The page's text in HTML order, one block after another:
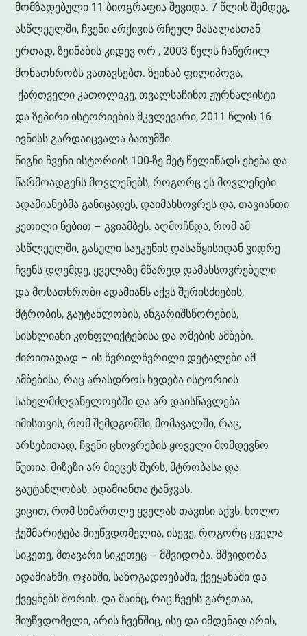
მომზადებული 11 ბიოგრაფია შევიდა. 7 წლის შემდეგ,
ასწლეულში, ჩვენი არქივის რჩეულ მასალასთან
ერთად, ზეინაბის კიდევ ორ , 2003 წელს ჩაწერილ
მონათხრობს ვათავსებთ. ზეინაბ ფილიპოვა,
ქართველი კათოლიკე, თვალსაჩინო ჟურნალისტი
და ზეპირი ისტორიების მკვლევარი, 2011 წლის 16
ივნისს გარდაიცვალა ბათუმში.
წიგნი ჩვენი ისტორიის 100-ზე მეტ წელიწადს ეხება და
წარმოადგენს მოვლენებს, როგორც ეს მოვლენები
ადამიანებმა განიცადეს, დაიმახსოვრეს და, თავიანთი
კეთილი ნებით – გვიამბეს. აღმოჩნდა, რომ ამ
ასწლეულში, გასული საუკუნის დასაწყისიდან ვიდრე
ჩვენს დღემდე, ყველაზე მწარედ დამახსოვრებული
და მოსათხრობი ადამიანს აქვს შურისძიების,
მტრობის, გაუტანლობის, ანგარიშსწორების,
სისხლიანი კონფლიქტებისა და ომების ამბები.
ძირითადად – ის წვრილწვრილი დეტალები ამ
ამბებისა, რაც არასდროს ხვდება ისტორიის
სახელმძღვანელოებში და არ დაისწავლება
იმისთვის, რომ შემდგომში, მომავალში, რაც,
არსებითად, ჩვენი ცხოვრების ყოველი მომდევნო
წუთია, მიზეზი არ მიეცეს შურს, მტრობასა და
გაუტანლობას, ადამიანთა ტანჯვას.
ვიცით, რომ სიმართლე ყველას თავისი აქვს, ხოლო
ჭეშმარიტება მიუწვდომელია, ისევე, როგორც ყველა
სიკეთე, მთავარი სიკეთეც – მშვიდობა. მშვიდობა
ადამიანში, ოჯახში, საზოგადოებაში, ქვეყანაში და
ქვეყნებს შორის. და მაინც, რაც ჩვენს გარეთაა,
მიუწვდომელი, არის ჩვენშიც, ისე და იმდენად არის,